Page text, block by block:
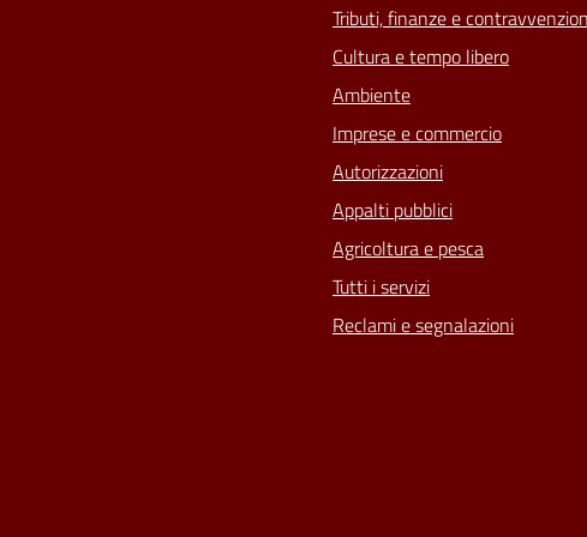
Tributi, finanze e
Cultura e tempo libero
Ambiente
Imprese e commercio
Autorizzazioni
Appalti pubblici
Agricoltura e pesca
Tutti i servizi
Reclami e segnalazioni